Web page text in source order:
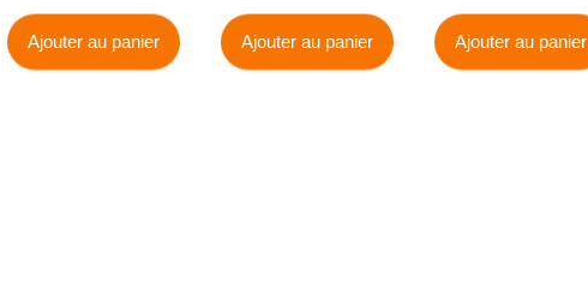
Ajouter au panier Ajouter au panier Ajouter au panier